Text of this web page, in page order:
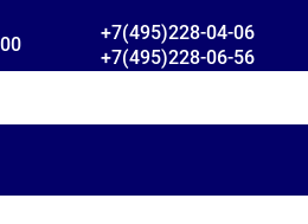
+7(495)228-04-06
+7(495)228-06-56